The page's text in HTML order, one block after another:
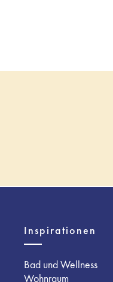
Inspirationen
Bad und Wellness
Wohnraum